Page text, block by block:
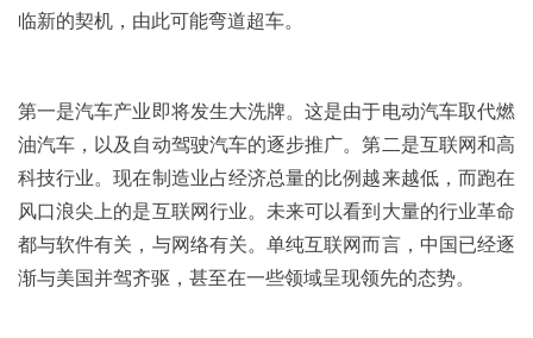
临新的契机，由此可能弯道超车。
第一是汽车产业即将发生大洗牌。这是由于电动汽车取代燃
油汽车，以及自动驾驶汽车的逐步推广。第二是互联网和高
科技行业。现在制造业占经济总量的比例越来越低，而跑在
风口浪尖上的是互联网行业。未来可以看到大量的行业革命
都与软件有关，与网络有关。单纯互联网而言，中国已经逐
渐与美国并驾齐驱，甚至在一些领域呈现领先的态势。